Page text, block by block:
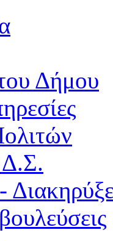
Δήμου
Δ.Σ.